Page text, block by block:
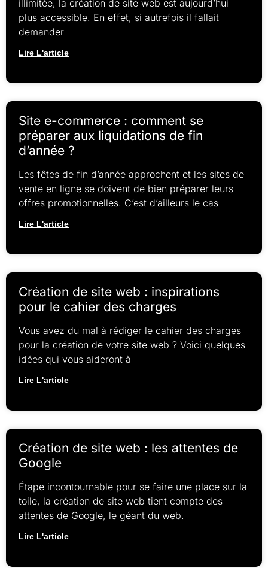
illimitée, la création de site web est aujourd’hui
plus accessible. En effet, si autrefois il fallait
demander
Lire L'article
Site e-commerce : comment se
préparer aux liquidations de fin
d’année ?
Les fêtes de fin d’année approchent et les sites de
vente en ligne se doivent de bien préparer leurs
offres promotionnelles. C’est d’ailleurs le cas
Lire L'article
Création de site web : inspirations
pour le cahier des charges
Vous avez du mal à rédiger le cahier des charges
pour la création de votre site web ? Voici quelques
idées qui vous aideront à
Lire L'article
Création de site web : les attentes de
Google
Étape incontournable pour se faire une place sur la
toile, la création de site web tient compte des
attentes de Google, le géant du web.
Lire L'article